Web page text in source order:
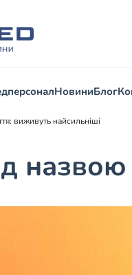
НовиниБлог
виживуть найсильніші
назвою